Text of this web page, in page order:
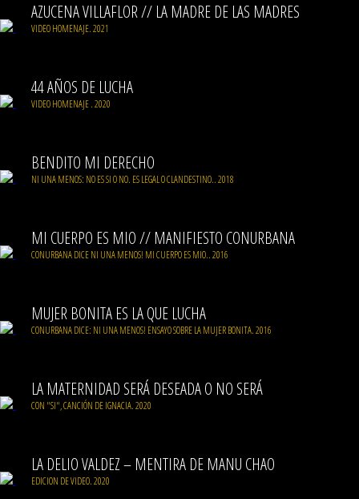
AZUCENA VILLAFLOR // LA MADRE DE LAS MADRES
VIDEO HOMENAJE. 2021
44 AÑOS DE LUCHA
VIDEO HOMENAJE . 2020
BENDITO MI DERECHO
NI UNA MENOS: NO ES SI O NO. ES LEGAL O CLANDESTINO.. 2018
MI CUERPO ES MIO // MANIFIESTO CONURBANA
CONURBANA DICE NI UNA MENOS! MI CUERPO ES MIO.. 2016
MUJER BONITA ES LA QUE LUCHA
CONURBANA DICE: NI UNA MENOS! ENSAYO SOBRE LA MUJER BONITA. 2016
LA MATERNIDAD SERÁ DESEADA O NO SERÁ
CON "SI", CANCIÓN DE IGNACIA. 2020
LA DELIO VALDEZ – MENTIRA DE MANU CHAO
EDICION DE VIDEO. 2020